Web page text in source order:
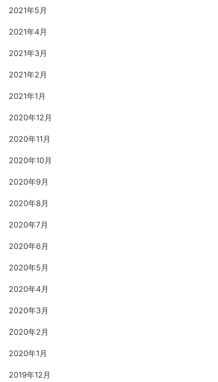
2021年5月
2021年4月
2021年3月
2021年2月
2021年1月
2020年12月
2020年11月
2020年10月
2020年9月
2020年8月
2020年7月
2020年6月
2020年5月
2020年4月
2020年3月
2020年2月
2020年1月
2019年12月